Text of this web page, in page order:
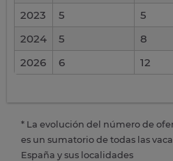
2023
5
5
2024
5
8
2026
6 12
* La evolución del número de
es un sumatorio de todas las
España y sus localidades